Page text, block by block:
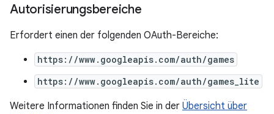
Autorisierungsbereiche
Erfordert einen der folgenden OAuth-Bereiche:
https://www.googleapis.com/auth/games
https://www.googleapis.com/auth/games_lite
Weitere Informationen finden Sie in der Übersicht über